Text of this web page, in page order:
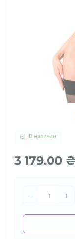
В наличии
3 179.00 ₴